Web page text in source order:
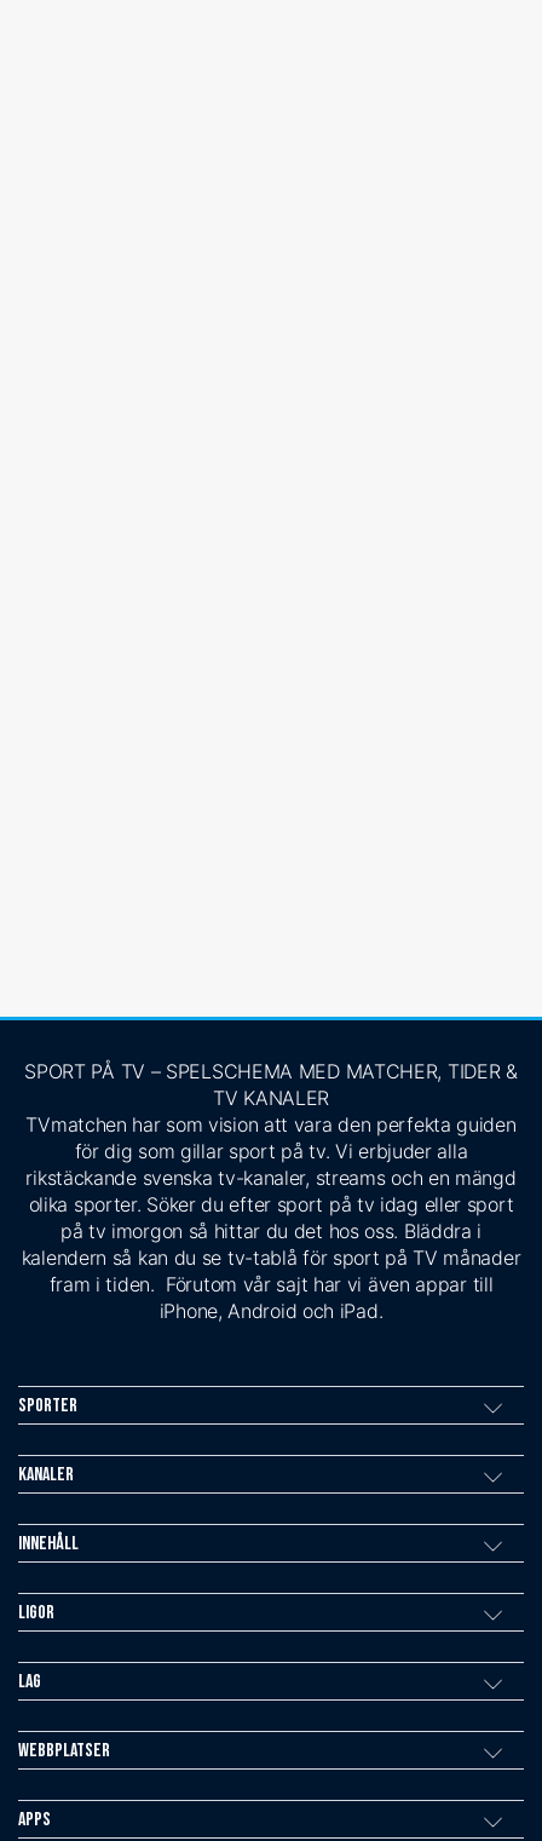
SPORT PÅ TV – SPELSCHEMA MED MATCHER, TIDER &
TV KANALER
TVmatchen har som vision att vara den perfekta guiden
för dig som gillar sport på tv. Vi erbjuder alla
rikstäckande svenska tv-kanaler, streams och en mängd
olika sporter. Söker du efter sport på tv idag eller sport
på tv imorgon så hittar du det hos oss. Bläddra i
kalendern så kan du se tv-tablå för sport på TV månader
fram i tiden. Förutom vår sajt har vi även appar till
iPhone, Android och iPad.
Sporter
Kanaler
Innehåll
Ligor
Lag
Webbplatser
Apps